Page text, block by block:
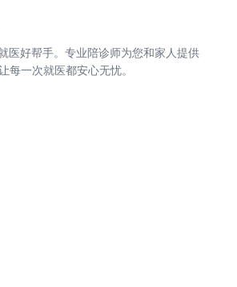
医好帮手。专业陪诊师为您和家人提供
每一次就医都安心无忧。